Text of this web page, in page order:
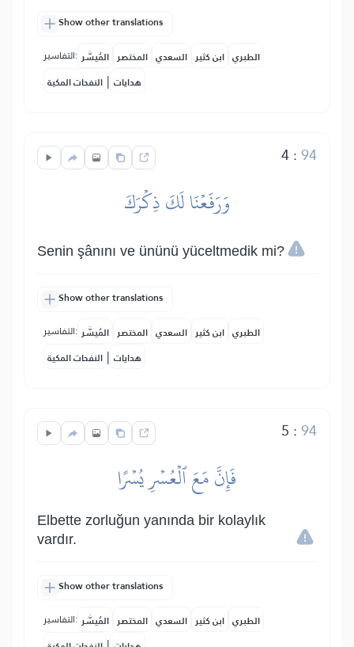
Show other translations
التفاسير: المُيسَّر المختصر السعدي ابن كثير الطبري
النفحات المكية | هدايات
4:94
وَرَفَعۡنَا لَكَ ذِكۡرَكَ
Senin şânını ve ününü yüceltmedik mi?
Show other translations
التفاسير: المُيسَّر المختصر السعدي ابن كثير الطبري
النفحات المكية | هدايات
5 :94
فَإِنَّ مَعَ ٱلۡعُسۡرِ يُسۡرًا
Elbette zorluğun yanında bir kolaylık
vardır.
Show other translations
التفاسير: المُيسَّر المختصر السعدي ابن كثير الطبري